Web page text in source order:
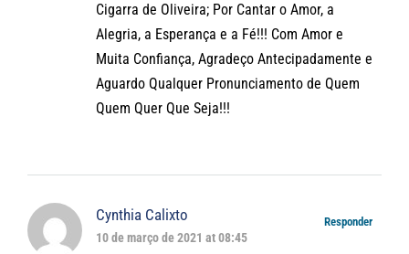
Cigarra de Oliveira; Por Cantar o Amor, a
Alegria, a Esperança e a Fé!!! Com Amor e
Muita Confiança, Agradeço Antecipadamente e
Aguardo Qualquer Pronunciamento de Quem
Quem Quer Que Seja!!!
Cynthia Calixto
10 de março de 2021 at 08:45
Responder